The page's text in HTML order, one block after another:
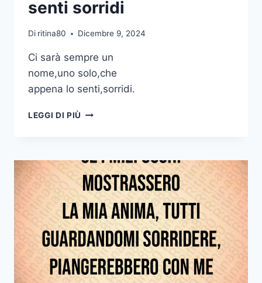
CI
ANCORA
DUE
SI
SORRIDONO
senti sorridi
Di ritina80 Dicembre 9, 2024
Ci sarà sempre un
nome,uno solo,che
appena lo senti,sorridi.
LEGGI DI PIÙ CI
NOME
UNO
SOLO
APPENA
SENTI
SORRIDI